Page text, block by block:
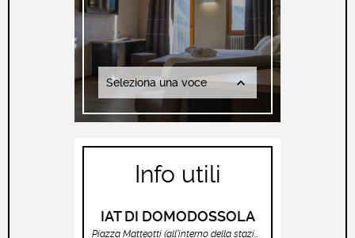
Seleziona una voce
Info utili
IAT DI DOMODOSSOLA